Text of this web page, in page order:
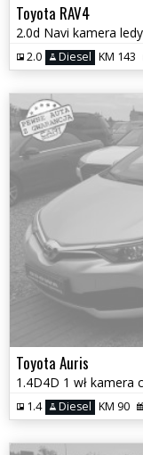
Toyota RAV4
2.0 Diesel KM 143
Toyota Auris
1.4 Diesel KM 90